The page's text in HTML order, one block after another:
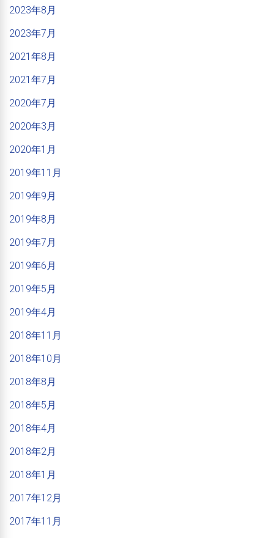
2023年8月
2023年7月
2021年8月
2021年7月
2020年7月
2020年3月
2020年1月
2019年11月
2019年9月
2019年8月
2019年7月
2019年6月
2019年5月
2019年4月
2018年11月
2018年10月
2018年8月
2018年5月
2018年4月
2018年2月
2018年1月
2017年12月
2017年11月